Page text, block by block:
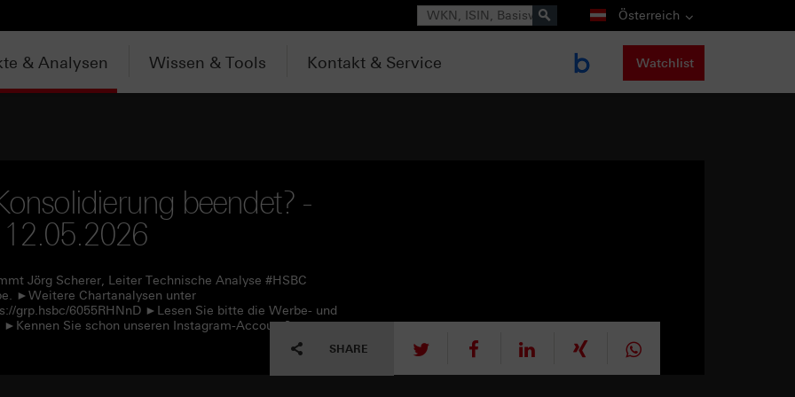
Suche Österreich
& Analysen Wissen & Tools Kontakt & Service Watchlist
beendet? -
12.05.2026
Jörg Scherer, Leiter Technische Analyse #HSBC
►Weitere Chartanalysen unter
grp.hsbc/6055RHNnD ►Lesen Sie bitte die Werbe- und
Sie schon unseren Instagram-Account?
SHARE tweet mitteilen